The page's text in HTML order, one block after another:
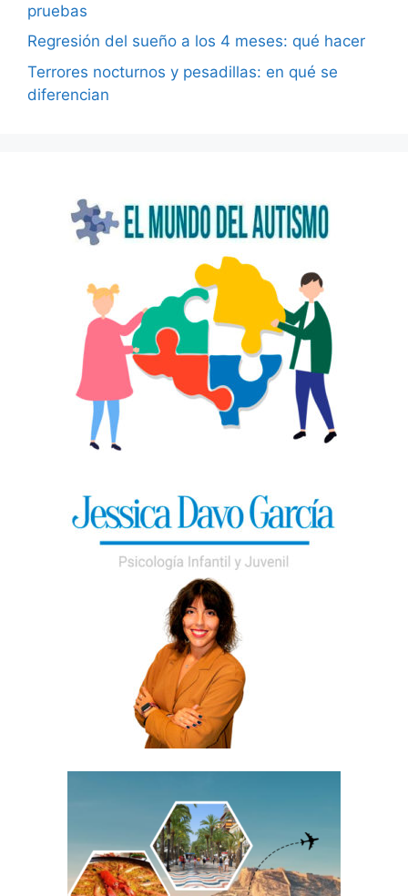
pruebas
Regresión del sueño a los 4 meses: qué hacer
Terrores nocturnos y pesadillas: en qué se
diferencian